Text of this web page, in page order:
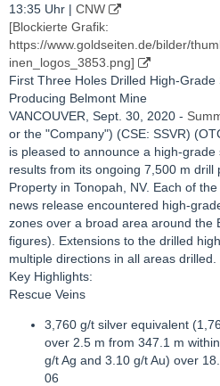
13:35 Uhr | CNW
[Blockierte Grafik:
https://www.goldseiten.de/bilder/
inen_logos_3853.png]
First Three Holes Drilled High-
Producing Belmont Mine
VANCOUVER, Sept. 30, 2020 -
or the "Company") (CSE: SSVR)
is pleased to announce a high-
results from its ongoing 7,500 m drill
Property in Tonopah, NV. Each of
news release encountered high-
zones over a broad area around the
figures). Extensions to the drilled
multiple directions in all areas drilled.
Key Highlights:
Rescue Veins
3,760 g/t silver equivalent
over 2.5 m from 347.1 m
g/t Ag and 3.10 g/t Au) over
06